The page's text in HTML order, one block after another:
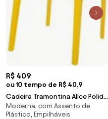
R$ 409
ou 10 tempo de R$ 40,9
Cadeira Tramontina Alice Polida
em Polipropileno Amarelo
Moderna, com Assento de
Plástico, Empilháveis